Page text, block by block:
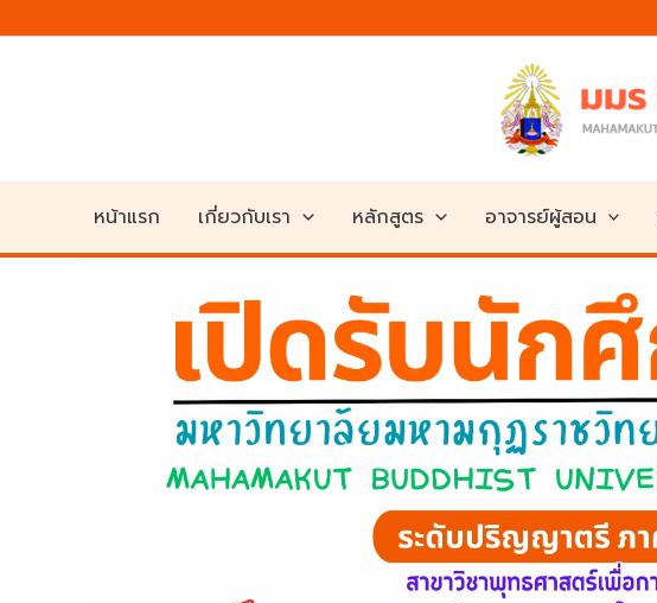
to
หน้าแรก เกี่ยวกับเรา หลักสูตร อาจารย์ผู้สอน